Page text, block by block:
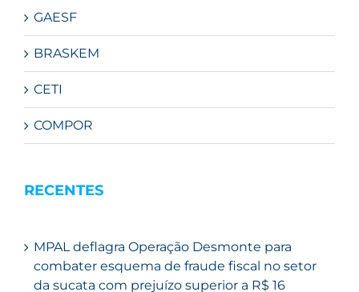
GAESF
BRASKEM
CETI
COMPOR
RECENTES
MPAL deflagra Operação Desmonte para
combater esquema de fraude fiscal no setor
da sucata com prejuízo superior a R$ 16